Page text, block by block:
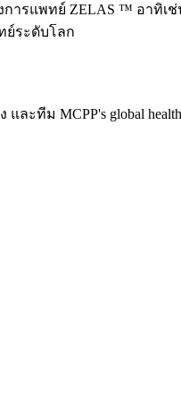
การแพทย์ ZELAS ™ อาทิเ
ย์ระดับโลก
และทีม MCPP's global